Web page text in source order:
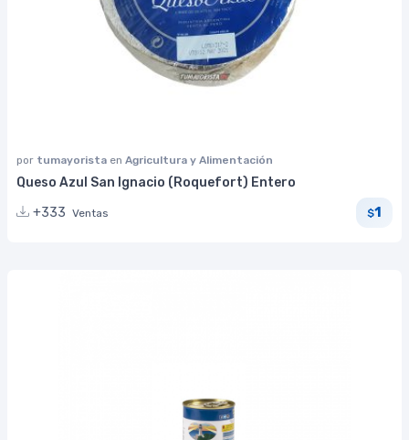
por tumayorista en Agricultura y Alimentación
Queso Azul San Ignacio (Roquefort) Entero
+333 Ventas $1